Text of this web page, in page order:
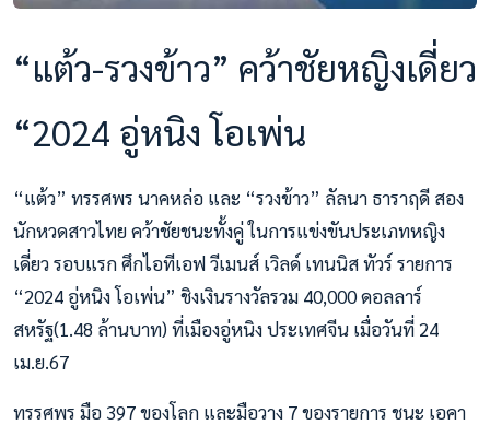
“แต้ว-รวงข้าว” คว้าชัยหญิงเดี่ยว
“2024 อู่หนิง โอเพ่น
“แต้ว” ทรรศพร นาคหล่อ และ “รวงข้าว” ลัลนา ธาราฤดี สอง
นักหวดสาวไทย คว้าชัยชนะทั้งคู่ ในการแข่งขันประเภทหญิง
เดี่ยว รอบแรก ศึกไอทีเอฟ วีเมนส์ เวิลด์ เทนนิส ทัวร์ รายการ
“2024 อู่หนิง โอเพ่น” ชิงเงินรางวัลรวม 40,000 ดอลลาร์
สหรัฐ(1.48 ล้านบาท) ที่เมืองอู่หนิง ประเทศจีน เมื่อวันที่ 24
เม.ย.67
ทรรศพร มือ 397 ของโลก และมือวาง 7 ของรายการ ชนะ เอคา